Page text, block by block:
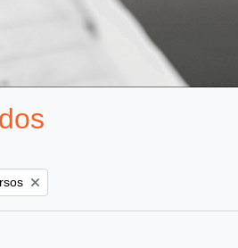
filter: